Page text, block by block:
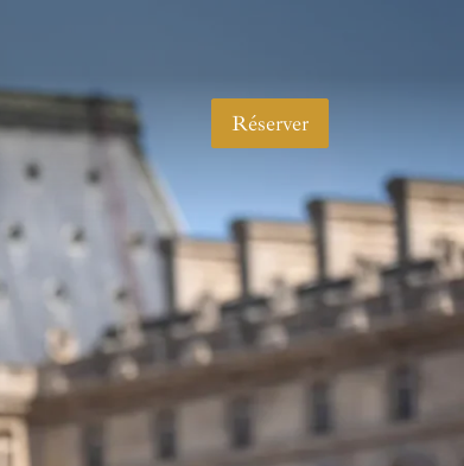
Réserver